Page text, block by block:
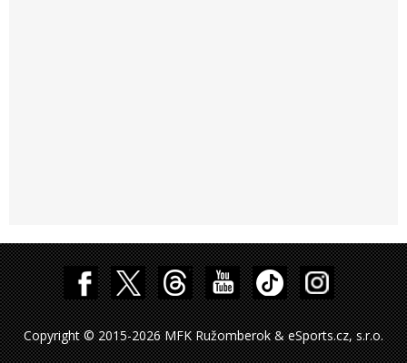
Copyright © 2015-2026 MFK Ružomberok & eSports.cz, s.r.o.